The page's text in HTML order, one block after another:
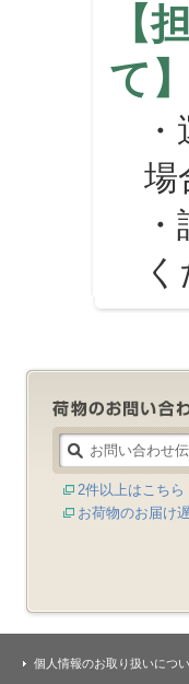
【
て】
・
場
・
2件以上はこちら
お荷物のお届け
個人情報のお取り扱いにつ